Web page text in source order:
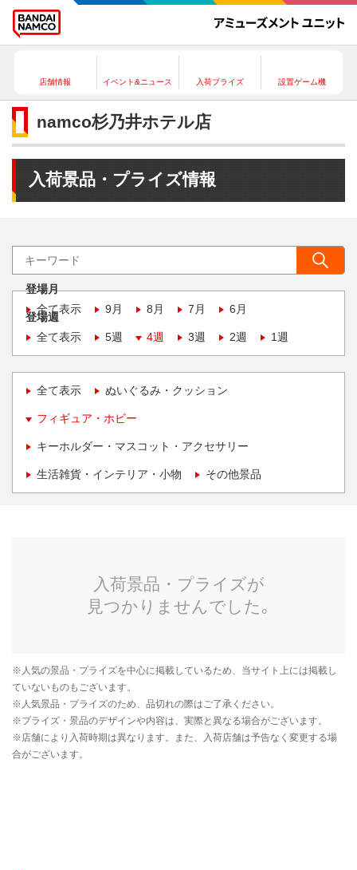
店舗情報 イベント&ニュース 入荷プライズ 設置ゲーム機
namco杉乃井ホテル店
入荷景品・プライズ情報
登場月
全て表示
9月 8月 7月 6月
登場週
全て表示
5週 4週 3週 2週 1週
全て表示 ぬいぐるみ・クッション
フィギュア・ホビー
キーホルダー・マスコット・アクセサリー
生活雑貨・インテリア・小物 その他景品